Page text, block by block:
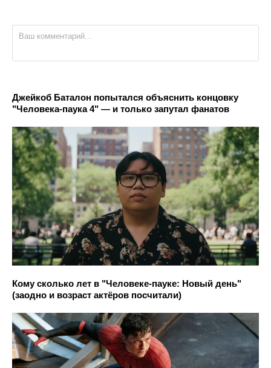
Джейкоб Баталон попытался объяснить концовку
"Человека-паука 4" — и только запутал фанатов
Кому сколько лет в "Человеке-пауке: Новый день"
(заодно и возраст актёров посчитали)